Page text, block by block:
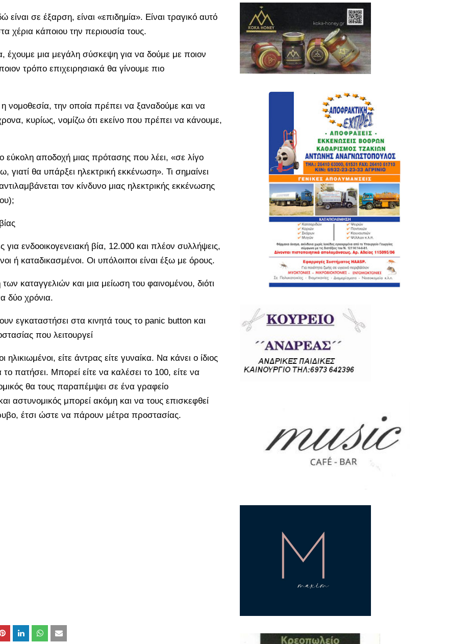
σε έξαρση, είναι «επιδημία». Είναι τραγικό αυτό
χέρια κάποιου την περιουσία τους.
έχουμε μια μεγάλη σύσκεψη για να δούμε με ποιον
τρόπο επιχειρησιακά θα γίνουμε πιο
νομοθεσία, την οποία πρέπει να ξαναδούμε και να
κυρίως, νομίζω ότι εκείνο που πρέπει να κάνουμε,
εύκολη αποδοχή μιας πρότασης που λέει, «σε λίγο
θα υπάρξει ηλεκτρική εκκένωση». Τι σημαίνει
τον κίνδυνο μιας ηλεκτρικής εκκένωσης
για ενδοοικογενειακή βία, 12.000 και πλέον συλλήψεις,
ή καταδικασμένοι. Οι υπόλοιποι είναι έξω με όρους.
καταγγελιών και μια μείωση του φαινομένου, διότι
δύο χρόνια.
εγκαταστήσει στα κινητά τους το panic button και
που λειτουργεί
είτε άντρας είτε γυναίκα. Να κάνει ο ίδιος
πατήσει. Μπορεί είτε να καλέσει το 100, είτε να
θα τους παραπέμψει σε ένα γραφείο
αστυνομικός μπορεί ακόμη και να τους επισκεφθεί
έτσι ώστε να πάρουν μέτρα προστασίας.